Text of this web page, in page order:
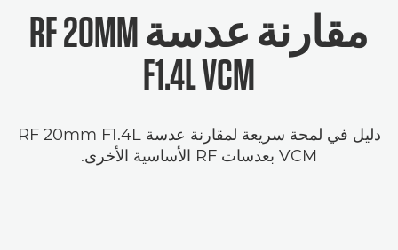
مقارنة عدسة RF 20MM
F1.4L VCM
دليل في لمحة سريعة لمقارنة عدسة RF 20mm F1.4L
VCM بعدسات RF الأساسية الأخرى.